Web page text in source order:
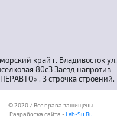
край г. Владивосток ул.
80с3 Заезд напротив
, 3 строчка строений.
© 2020 / Все права защищены
Разработка сайта -Lab-Su.Ru